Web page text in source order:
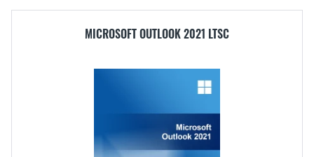
MICROSOFT OUTLOOK 2021 LTSC